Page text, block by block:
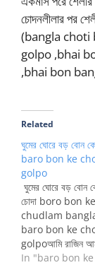
চোদনলীলার পর
(bangla choti
golpo ,bhai
,bhai bon
Related
ঘুমের ঘোরে বড় বোন
baro bon ke
golpo
ঘুমের ঘোরে বড় বোন
চোদা boro bon ke
chudlam
baro bon ke
golpoআমি রাজিন
২২। আমার জীবনের
In "baro bon